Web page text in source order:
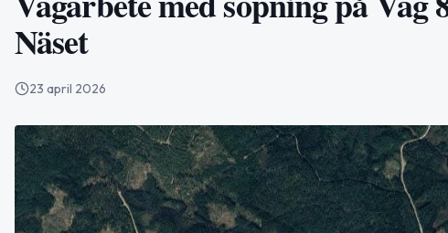
Näset
23 april 2026